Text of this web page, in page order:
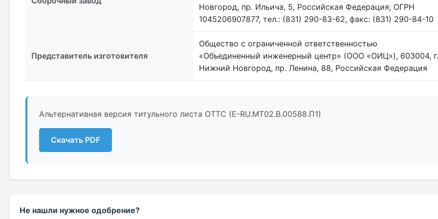
Новгород, пр. Ильича, 5, Российская Федерация, ОГРН
1045206907877, тел.: (831) 290-83-62, факс: (831) 290-84-10
Представитель изготовителя
Общество с ограниченной ответственностью
«Объединенный инженерный центр» (ООО «ОИЦ»), 603004, г.
Нижний Новгород, пр. Ленина, 88, Российская Федерация
Альтернативная версия титульного листа ОТТС (E-RU.МТ02.B.00588.П1)
Скачать PDF
Не нашли нужное одобрение?